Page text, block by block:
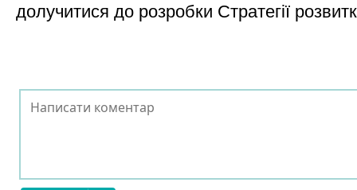
долучитися до розробки Стратегії